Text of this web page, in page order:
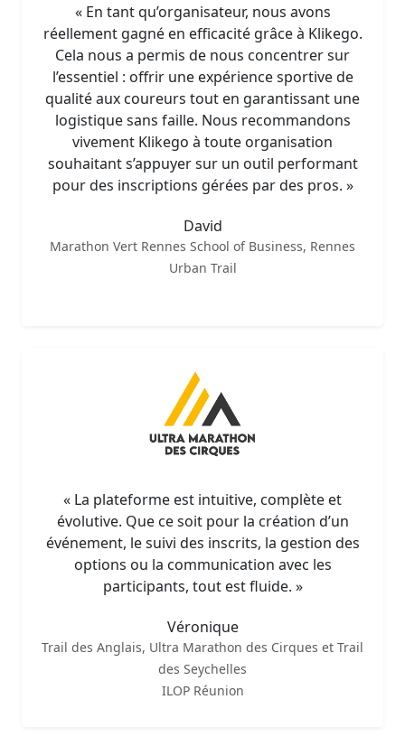
« La plateforme est intuitive, complète et
évolutive. Que ce soit pour la création d’un
événement, le suivi des inscrits, la gestion des
options ou la communication avec les
participants, tout est fluide. »
Véronique
Trail des Anglais, Ultra Marathon des Cirques et Trail
des Seychelles
ILOP Réunion
« En tant qu’organisateur, nous avons
réellement gagné en efficacité grâce à Klikego.
Cela nous a permis de nous concentrer sur
l’essentiel : offrir une expérience sportive de
qualité aux coureurs tout en garantissant une
logistique sans faille. Nous recommandons
vivement Klikego à toute organisation
souhaitant s’appuyer sur un outil performant
pour des inscriptions gérées par des pros. »
David
Marathon Vert Rennes School of Business, Rennes
Urban Trail